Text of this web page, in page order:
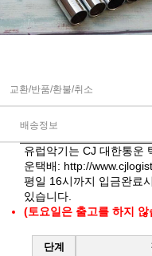
교환/반품/환불/취소
배송정보
유럽악기는 CJ 대한통운
운택배: http://
평일 16시까지 입금완료
있습니다.
(토요일은 출고를 하지 않
단계